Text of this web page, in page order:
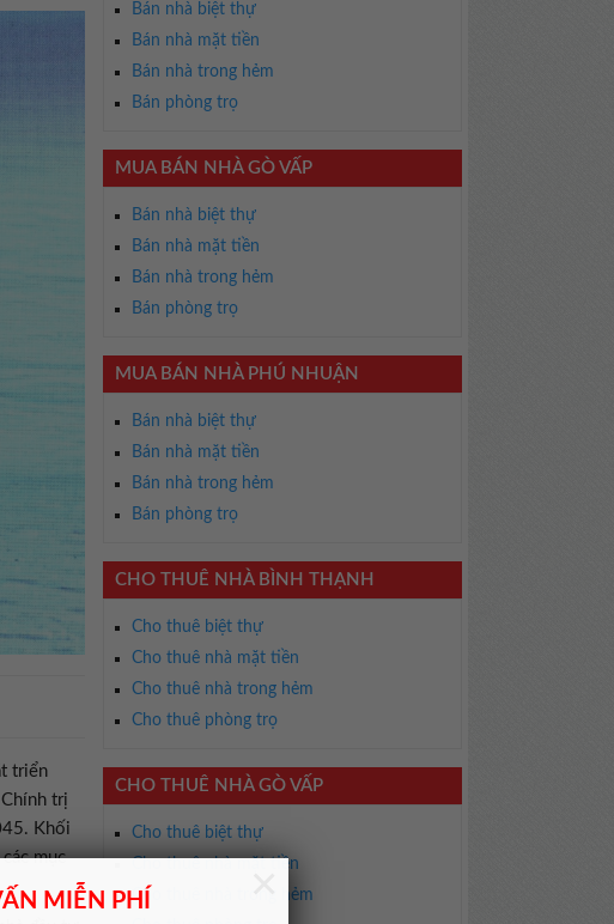
MIỄN PHÍ
triển
trị
Khối
mục
Bán nhà biệt thự
Bán nhà mặt tiền
Bán nhà trong hẻm
Bán phòng trọ
MUA BÁN NHÀ GÒ VẤP
Bán nhà biệt thự
Bán nhà mặt tiền
Bán nhà trong hẻm
Bán phòng trọ
MUA BÁN NHÀ PHÚ NHUẬN
Bán nhà biệt thự
Bán nhà mặt tiền
Bán nhà trong hẻm
Bán phòng trọ
CHO THUÊ NHÀ BÌNH THẠNH
Cho thuê biệt thự
Cho thuê nhà mặt tiền
Cho thuê nhà trong hẻm
Cho thuê phòng trọ
CHO THUÊ NHÀ GÒ VẤP
Cho thuê biệt thự
Cho thuê nhà mặt tiền
Cho thuê nhà trong hẻm